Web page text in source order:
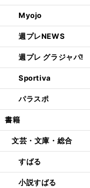
Myojo
週プレNEWS
週プレ グラジャパ!
Sportiva
パラスポ
書籍
文芸・文庫・総合
すばる
小説すばる